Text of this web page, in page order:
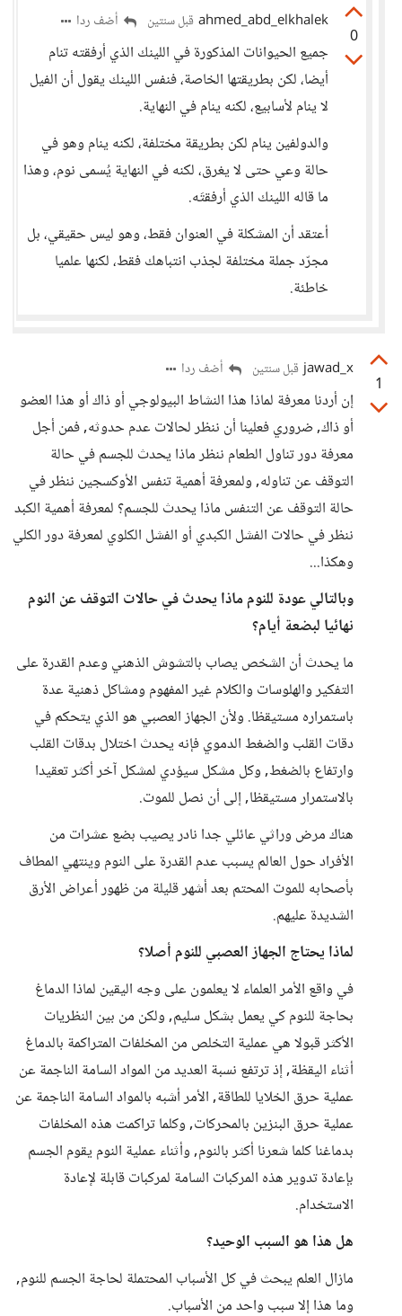
0
ahmed_abd_elkhalek قبل سنتين أضف ردا
جميع الحيوانات المذكورة في اللينك الذي أرفقته تنام
أيضا، لكن بطريقتها الخاصة، فنفس اللينك يقول أن الفيل
لا ينام لأسابيع، لكنه ينام في النهاية.
والدولفين ينام لكن بطريقة مختلفة، لكنه ينام وهو في
حالة وعي حتى لا يغرق، لكنه في النهاية يُسمى نوم، وهذا
ما قاله اللينك الذي أرفقتَه.
أعتقد أن المشكلة في العنوان فقط، وهو ليس حقيقي، بل
مجرّد جملة مختلفة لجذب انتباهك فقط، لكنها علميا
خاطئة.
1
jawad_x قبل سنتين أضف ردا
إن أردنا معرفة لماذا هذا النشاط البيولوجي أو ذاك أو هذا العضو
أو ذاك, ضروري فعلينا أن ننظر لحالات عدم حدوثه, فمن أجل
معرفة دور تناول الطعام ننظر ماذا يحدث للجسم في حالة
التوقف عن تناوله, ولمعرفة أهمية تنفس الأوكسجين ننظر في
حالة التوقف عن التنفس ماذا يحدث للجسم؟ لمعرفة أهمية الكبد
ننظر في حالات الفشل الكبدي أو الفشل الكلوي لمعرفة دور الكلي
وهكذا...
وبالتالي عودة للنوم ماذا يحدث في حالات التوقف عن النوم
نهائيا لبضعة أيام؟
ما يحدث أن الشخص يصاب بالتشوش الذهني وعدم القدرة على
التفكير والهلوسات والكلام غير المفهوم ومشاكل ذهنية عدة
باستمراره مستيقظا. ولأن الجهاز العصبي هو الذي يتحكم في
دقات القلب والضغط الدموي فإنه يحدث اختلال بدقات القلب
وارتفاع بالضغط, وكل مشكل سيؤدي لمشكل آخر أكثر تعقيدا
بالاستمرار مستيقظا, إلى أن نصل للموت.
هناك مرض وراثي عائلي جدا نادر يصيب بضع عشرات من
الأفراد حول العالم يسبب عدم القدرة على النوم وينتهي المطاف
بأصحابه للموت المحتم بعد أشهر قليلة من ظهور أعراض الأرق
الشديدة عليهم.
لماذا يحتاج الجهاز العصبي للنوم أصلا؟
في واقع الأمر العلماء لا يعلمون على وجه اليقين لماذا الدماغ
بحاجة للنوم كي يعمل بشكل سليم, ولكن من بين النظريات
الأكثر قبولا هي عملية التخلص من المخلفات المتراكمة بالدماغ
أثناء اليقظة, إذ ترتفع نسبة العديد من المواد السامة الناجمة عن
عملية حرق الخلايا للطاقة, الأمر أشبه بالمواد السامة الناجمة عن
عملية حرق البنزين بالمحركات, وكلما تراكمت هذه المخلفات
بدماغنا كلما شعرنا أكثر بالنوم, وأثناء عملية النوم يقوم الجسم
بإعادة تدوير هذه المركبات السامة لمركبات قابلة لإعادة
الاستخدام.
هل هذا هو السبب الوحيد؟
مازال العلم يبحث في كل الأسباب المحتملة لحاجة الجسم للنوم,
وما هذا إلا سبب واحد من الأسباب.